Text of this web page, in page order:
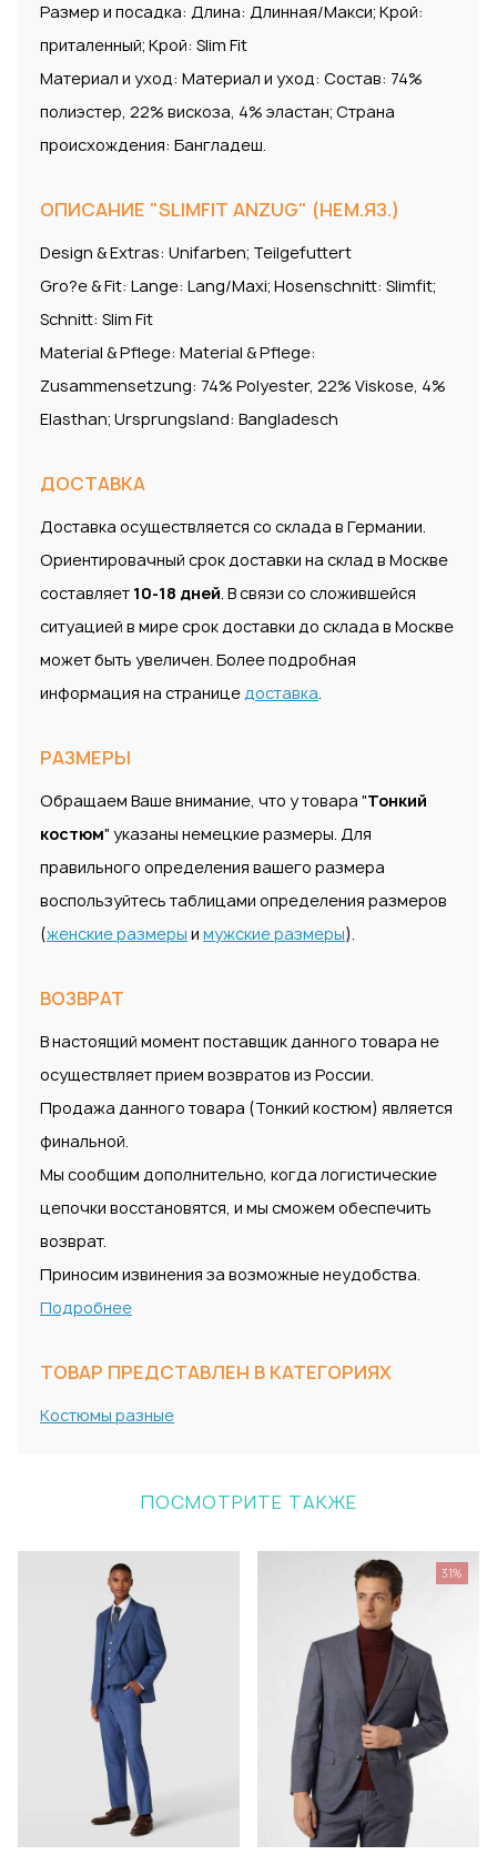
Размер и посадка: Длина: Длинная/Макси; Крой:
приталенный; Крой: Slim Fit
Материал и уход: Материал и уход: Состав: 74%
полиэстер, 22% вискоза, 4% эластан; Страна
происхождения: Бангладеш.
ОПИСАНИЕ "SLIMFIT ANZUG" (НЕМ.ЯЗ.)
Design & Extras: Unifarben; Teilgefuttert
Gro?e & Fit: Lange: Lang/Maxi; Hosenschnitt: Slimfit;
Schnitt: Slim Fit
Material & Pflege: Material & Pflege:
Zusammensetzung: 74% Polyester, 22% Viskose, 4%
Elasthan; Ursprungsland: Bangladesch
ДОСТАВКА
Доставка осуществляется со склада в Германии.
Ориентировачный срок доставки на склад в Москве
составляет 10-18 дней. В связи со сложившейся
ситуацией в мире срок доставки до склада в Москве
может быть увеличен. Более подробная
информация на страницедоставка.
РАЗМЕРЫ
Обращаем Ваше внимание, что у товара "Тонкий
костюм" указаны немецкие размеры. Для
правильного определения вашего размера
воспользуйтесь таблицами определения размеров
(женские размеры и мужские размеры).
ВОЗВРАТ
В настоящий момент поставщик данного товара не
осуществляет прием возвратов из России.
Продажа данного товара (Тонкий костюм) является
финальной.
Мы сообщим дополнительно, когда логистические
цепочки восстановятся, и мы сможем обеспечить
возврат.
Приносим извинения за возможные неудобства.
Подробнее
ТОВАР ПРЕДСТАВЛЕН В КАТЕГОРИЯХ
Костюмы разные
ПОСМОТРИТЕ ТАКЖЕ
31%